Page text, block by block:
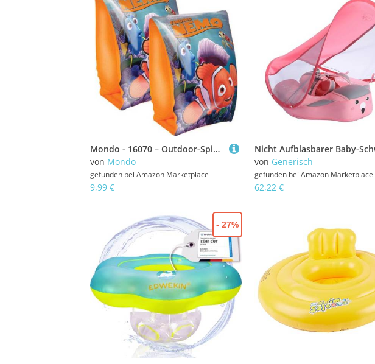
Mondo - 16070 – Outdoor-Spiel – Schwimmflügel Nemo
von Mondo
gefunden bei Amazon Marketplace
9,99 €
von Generisch
gefunden bei Amazon Marketplace
62,22 €
- 27%